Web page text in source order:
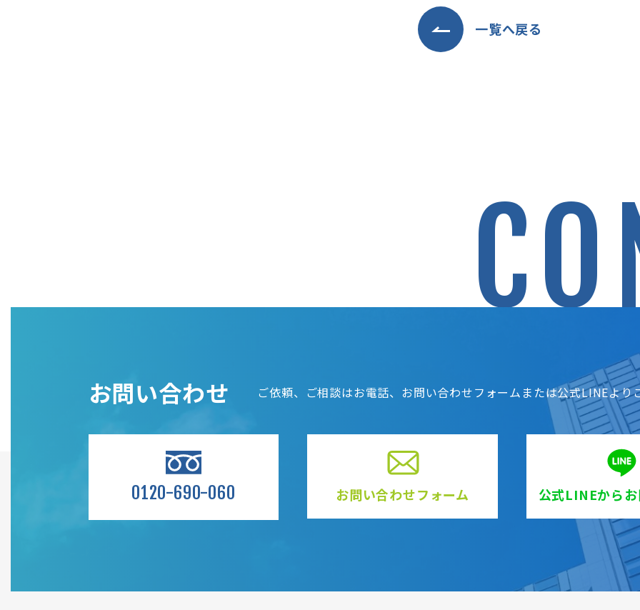
一覧へ戻る
お問い合わせ ご依頼、ご相談はお電話、お問い合わせフォームまたは公式LINEより
0120-690-060 お問い合わせフォーム 公式LINEから